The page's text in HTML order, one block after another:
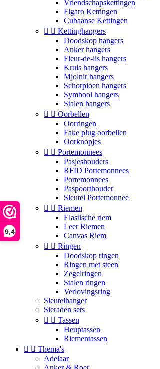
9,4
Vriendschapskettingen
Figaro Kettingen
Cubaanse Kettingen
  Kettinghangers
Doodskop hangers
Anker hangers
Fleur-de-lis hangers
Kruis hangers
Mjolnir hangers
Schorpioen hangers
Symbool hangers
Stalen hangers
  Oorbellen
Oorringen
Fake plug oorbellen
Oorknopjes
  Portemonnees
Pasjeshouders
RFID Portemonnees
Portemonnees
Paspoorthouder
Sleutel Portemonnee
  Riemen
Elastische riem
Leer Riemen
Canvas Riem
  Ringen
Doodskop ringen
Ringen met steen
Zegelringen
Stalen ringen
Verlovingsring
Sleutelhanger
Sieraden sets
  Tassen
Heuptassen
Riementassen
  Thema's
Adelaar